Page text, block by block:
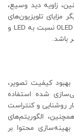
زاویه دید وسیع،
مزایای تلویزیون‌های
OLED است. با این حال، قیمت تلویزیون‌های شهری OLED نسبت به LED و
کیفیت تصویر،
شده استفاده
روشنایی و کنتراست
الگوریتم‌های
محتوا بر